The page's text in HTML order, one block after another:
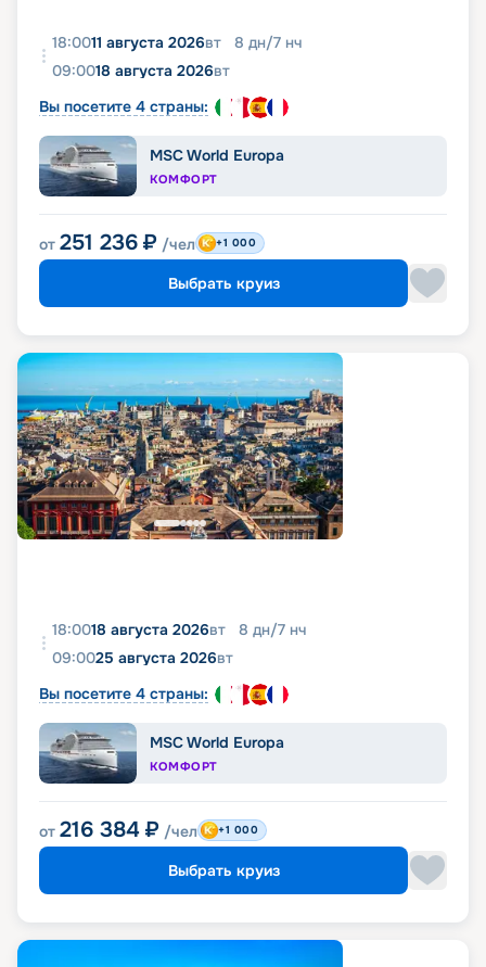
18:0011 августа 2026вт 8 дн/7 нч
09:0018 августа 2026вт
Вы посетите 4 страны:
MSC World Europa
КОМФОРТ
от 251 236 ₽ /чел +1 000
Выбрать круиз
18:0018 августа 2026вт 8 дн/7 нч
09:0025 августа 2026вт
Вы посетите 4 страны:
MSC World Europa
КОМФОРТ
от 216 384 ₽ /чел +1 000
Выбрать круиз